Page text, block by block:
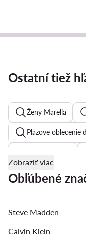
Ostatní tiež
Ženy Marella
Plazove oblecenie
Jednodielne plavky
Guess tričko dámske
Zobraziť viac
Obľúbené
Steve Madden
Calvin Klein